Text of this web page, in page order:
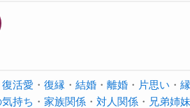
復活愛 ・ 復縁 ・ 結婚 ・ 離婚 ・ 片思い ・
持ち ・ 家族関係 ・ 対人関係 ・ 兄弟姉妹